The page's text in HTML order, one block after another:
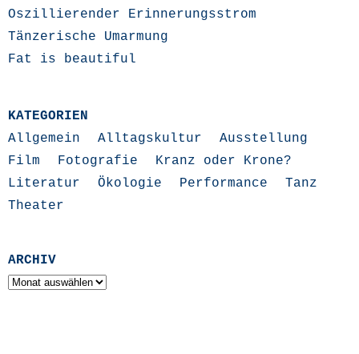
Oszillierender Erinnerungsstrom
Tänzerische Umarmung
Fat is beautiful
KATEGORIEN
Allgemein
Alltagskultur
Ausstellung
Film
Fotografie
Kranz oder Krone?
Literatur
Ökologie Performance
Tanz
Theater
ARCHIV
Archiv